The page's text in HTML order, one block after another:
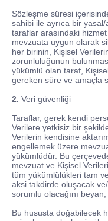
Sözleşme süresi
sahibi ile ayrıca bir
taraflar arasındaki
mevzuata uygun olarak
her birinin, Kişisel
zorunluluğunun
yükümlü olan taraf,
gereken süre ve amaçla
2. Veri güvenliği
Taraflar, gerek kendi
Verilere yetkisiz bir
Verilerin kendisine
engellemek üzere
yükümlüdür. Bu
mevzuat ve Kişisel
tüm yükümlülükleri tam
aksi takdirde oluşacak
sorumlu olacağını
Bu hususta doğabilecek